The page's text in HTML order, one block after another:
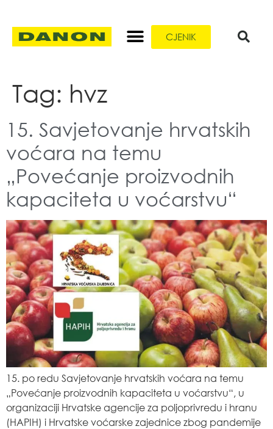
CJENIK
Tag: hvz
15. Savjetovanje hrvatskih
voćara na temu
„Povećanje proizvodnih
kapaciteta u voćarstvu“
15. po redu Savjetovanje hrvatskih voćara na temu
„Povećanje proizvodnih kapaciteta u voćarstvu“, u
organizaciji Hrvatske agencije za poljoprivredu i hranu
(HAPIH) i Hrvatske voćarske zajednice zbog pandemije